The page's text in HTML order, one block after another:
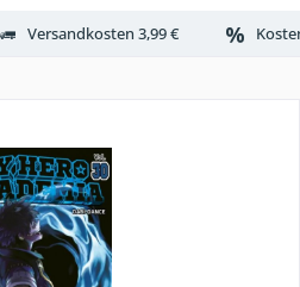
Versandkosten 3,99 €